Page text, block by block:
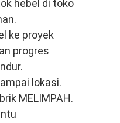
hebel di toko
ke proyek
progres
lokasi.
MELIMPAH.